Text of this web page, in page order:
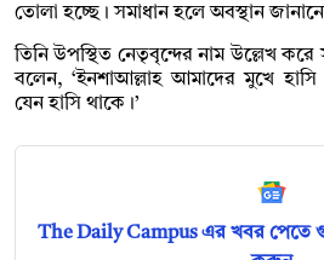
তোলা হচ্ছে। সমাধান হলে অবস্থান
তিনি উপস্থিত নেতৃবৃন্দের নাম উল্লেখ
বলেন, ‘ইনশাআল্লাহ আমাদের মুখে
যেন হাসি থাকে।’
The Daily Campus এর খবর পেতে